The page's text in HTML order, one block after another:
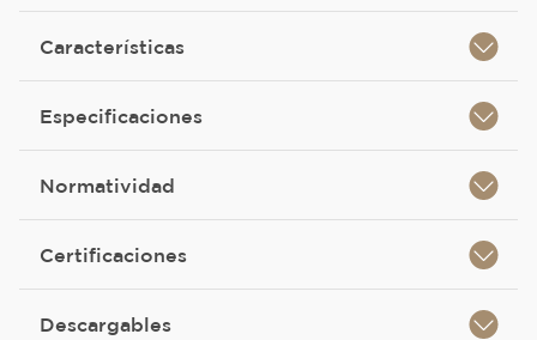
Características
Especificaciones
Normatividad
Certificaciones
Descargables